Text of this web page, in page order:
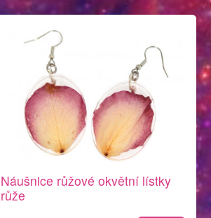
Náušnice růžové okvětní lístky
růže